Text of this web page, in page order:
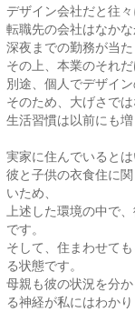
デザイン会社だと往
転職先の会社はなか
深夜までの勤務が当
その上、本業のそれ
別途、個人でデザイ
そのため、大げさで
生活習慣は以前にも増
実家に住んでいるとは
彼と子供の衣食住に
いため、
上述した環境の中で
です。
そして、住まわせて
る状態です。
母親も彼の状況を分
る神経が私にはわかり